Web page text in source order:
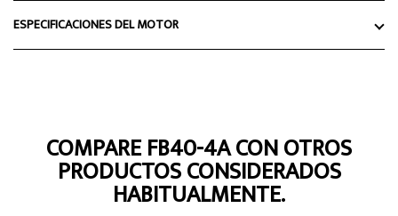
ESPECIFICACIONES DEL MOTOR
COMPARE FB40-4A CON OTROS
PRODUCTOS CONSIDERADOS
HABITUALMENTE.